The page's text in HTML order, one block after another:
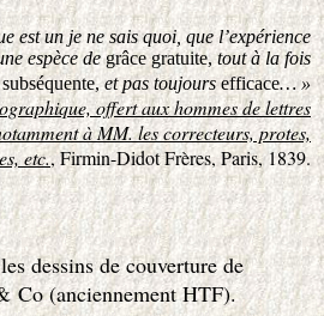
est un je ne sais quoi, que l’expérience
espèce degrâce gratuite,tout à la fois
subséquente,et pas toujoursefficace… »
offert aux hommes de lettres
à MM. les correcteurs, protes,
etc., Firmin-Didot Frères, Paris, 1839.
dessins de couverture de
Co (anciennement HTF).